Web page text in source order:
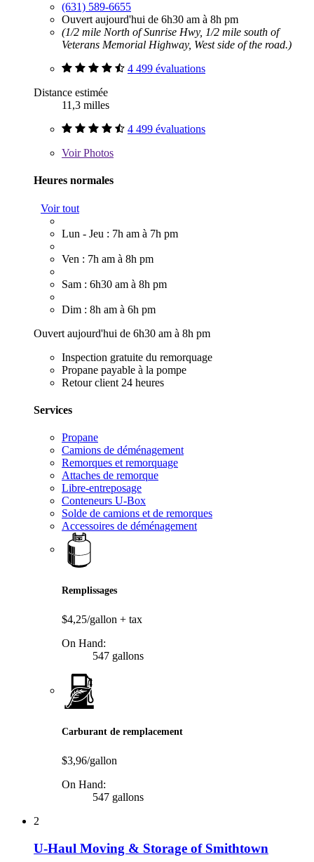
(631) 589-6655
Ouvert aujourd'hui de 6h30 am à 8h pm
(1/2 mile North of Sunrise Hwy, 1/2 mile south of
Veterans Memorial Highway, West side of the road.)
4 499 évaluations
Distance estimée
11,3 milles
4 499 évaluations
VoirPhotos
Heures normales
Voir tout
Lun - Jeu : 7h am à 7h pm
Ven : 7h am à 8h pm
Sam : 6h30 am à 8h pm
Dim : 8h am à 6h pm
Ouvert aujourd'hui de 6h30 am à 8h pm
Inspection gratuite du remorquage
Propane payable à la pompe
Retour client 24 heures
Services
Propane
Camions de déménagement
Remorques et remorquage
Attaches de remorque
Libre-entreposage
Conteneurs U-Box
Solde de camions et de remorques
Accessoires de déménagement
Remplissages
$4,25/gallon + tax
On Hand:
547 gallons
Carburant de remplacement
$3,96/gallon
On Hand:
547 gallons
2
U-Haul Moving & Storage of Smithtown